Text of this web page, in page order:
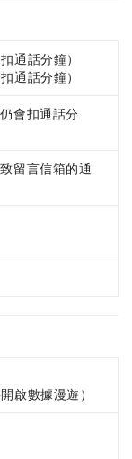
通話分鐘）
通話分鐘）
會扣通話分
留言信箱的通
啟數據漫遊）